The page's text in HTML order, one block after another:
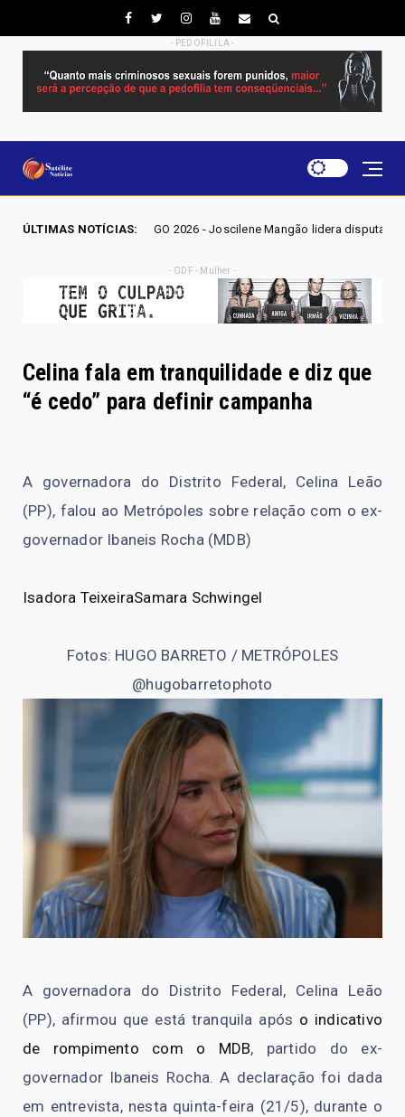
- PEDOFILILA -
ÚLTIMAS NOTÍCIAS:
2026 - Joscilene Mangão lidera disputa por vaga na Alego em Novo
- GDF - Mulher -
Celina fala em tranquilidade e diz que
“é cedo” para definir campanha
A governadora do Distrito Federal, Celina Leão
(PP), falou ao Metrópoles sobre relação com o ex-
governador Ibaneis Rocha (MDB)
Isadora TeixeiraSamara Schwingel
Fotos: HUGO BARRETO / METRÓPOLES
@hugobarretophoto
A governadora do Distrito Federal, Celina Leão
(PP), afirmou que está tranquila após o indicativo
de rompimento com o MDB, partido do ex-
governador Ibaneis Rocha. A declaração foi dada
em entrevista, nesta quinta-feira (21/5), durante o